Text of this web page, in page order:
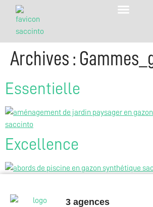
Archives :
Essentielle
Excellence
3 agences